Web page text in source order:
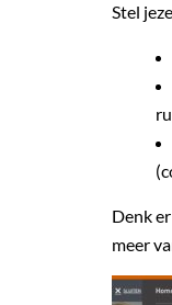
Stel
Denk
meer